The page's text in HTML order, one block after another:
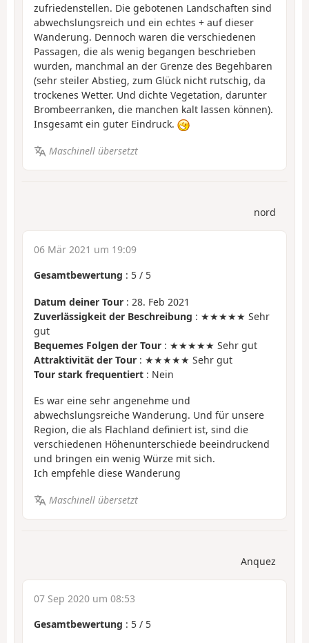
zufriedenstellen. Die gebotenen Landschaften sind
abwechslungsreich und ein echtes + auf dieser
Wanderung. Dennoch waren die verschiedenen
Passagen, die als wenig begangen beschrieben
wurden, manchmal an der Grenze des Begehbaren
(sehr steiler Abstieg, zum Glück nicht rutschig, da
trockenes Wetter. Und dichte Vegetation, darunter
Brombeerranken, die manchen kalt lassen können).
Insgesamt ein guter Eindruck.
Maschinell übersetzt
nord
06 Mär 2021 um 19:09
Gesamtbewertung : 5 / 5
Datum deiner Tour : 28. Feb 2021
Zuverlässigkeit der Beschreibung : ★★★★★ Sehr
gut
Bequemes Folgen der Tour : ★★★★★ Sehr gut
Attraktivität der Tour : ★★★★★ Sehr gut
Tour stark frequentiert : Nein
Es war eine sehr angenehme und
abwechslungsreiche Wanderung. Und für unsere
Region, die als Flachland definiert ist, sind die
verschiedenen Höhenunterschiede beeindruckend
und bringen ein wenig Würze mit sich.
Ich empfehle diese Wanderung
Maschinell übersetzt
Anquez
07 Sep 2020 um 08:53
Gesamtbewertung : 5 / 5